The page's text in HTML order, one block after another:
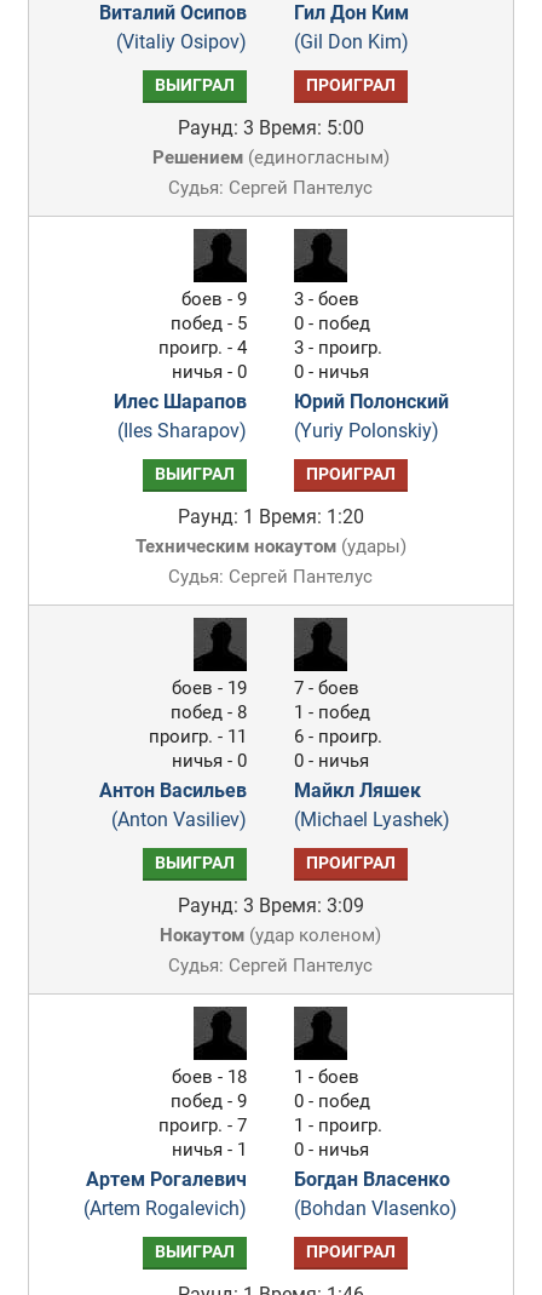
Виталий Осипов
(Vitaliy Osipov)
Гил Дон Ким
(Gil Don Kim)
ВЫИГРАЛ ПРОИГРАЛ
Раунд: 3 Время: 5:00
Решением(единогласным)
Судья: Сергей Пантелус
боев - 9
побед - 5
проигр. - 4
ничья - 0
Илес Шарапов
(Iles Sharapov)
3 - боев
0 - побед
3 - проигр.
0 - ничья
Юрий Полонский
(Yuriy Polonskiy)
ВЫИГРАЛ ПРОИГРАЛ
Раунд: 1 Время: 1:20
Техническим нокаутом(удары)
Судья: Сергей Пантелус
боев - 19
побед - 8
проигр. - 11
ничья - 0
Антон Ваcильев
(Anton Vasiliev)
7 - боев
1 - побед
6 - проигр.
0 - ничья
Майкл Ляшек
(Michael Lyashek)
ВЫИГРАЛ ПРОИГРАЛ
Раунд: 3 Время: 3:09
Нокаутом (удар коленом)
Судья: Сергей Пантелус
боев - 18
побед - 9
проигр. - 7
ничья - 1
Артем Рогалевич
(Artem Rogalevich)
1 - боев
0 - побед
1 - проигр.
0 - ничья
Богдан Власенко
(Bohdan Vlasenko)
ВЫИГРАЛ ПРОИГРАЛ